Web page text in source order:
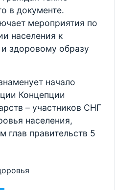
в документе.
мероприятия по
населения к
здоровому образу
начало
Концепции
– участников СНГ
населения,
глав правительств 5